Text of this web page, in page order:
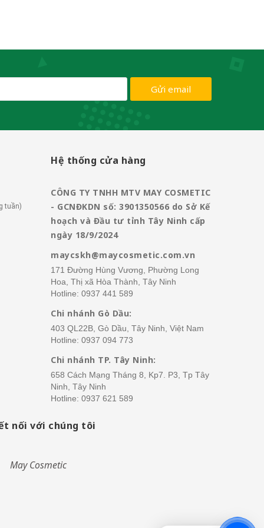
Gửi email
tuần)
Hệ thống cửa hàng
CÔNG TY TNHH MTV MAY COSMETIC
- GCNĐKDN số: 3901350566 do Sở Kế
hoạch và Đầu tư tỉnh Tây Ninh cấp
ngày 18/9/2024
maycskh@maycosmetic.com.vn
171 Đường Hùng Vương, Phường Long
Hoa, Thị xã Hòa Thành, Tây Ninh
Hotline: 0937 441 589
Chi nhánh Gò Dầu:
403 QL22B, Gò Dầu, Tây Ninh, Việt Nam
Hotline: 0937 094 773
Chi nhánh TP. Tây Ninh:
658 Cách Mạng Tháng 8, Kp7. P3, Tp Tây
Ninh, Tây Ninh
Hotline: 0937 621 589
nối với chúng tôi
May Cosmetic